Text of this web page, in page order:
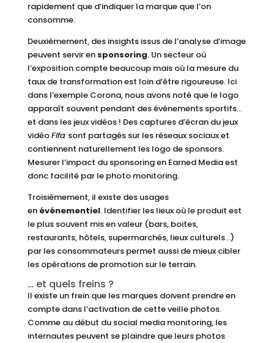
rapidement que d’indiquer la marque que l’on
consomme.
Deuxièmement, des insights issus de l’analyse d’image
peuvent servir en sponsoring. Un secteur où
l’exposition compte beaucoup mais où la mesure du
taux de transformation est loin d’être rigoureuse. Ici
dans l’exemple Corona, nous avons noté que le logo
apparaît souvent pendant des événements sportifs…
et dans les jeux vidéos ! Des captures d’écran du jeux
vidéoFifa sont partagés sur les réseaux sociaux et
contiennent naturellement les logo de sponsors.
Mesurer l’impact du sponsoring en Earned Media est
donc facilité par le photo monitoring.
Troisièmement, il existe des usages
en événementiel. Identifier les lieux où le produit est
le plus souvent mis en valeur (bars, boites,
restaurants, hôtels, supermarchés, lieux culturels…)
par les consommateurs permet aussi de mieux cibler
les opérations de promotion sur le terrain.
… et quels freins ?
Il existe un frein que les marques doivent prendre en
compte dans l’activation de cette veille photos.
Comme au début du social media monitoring, les
internautes peuvent se plaindre que leurs photos